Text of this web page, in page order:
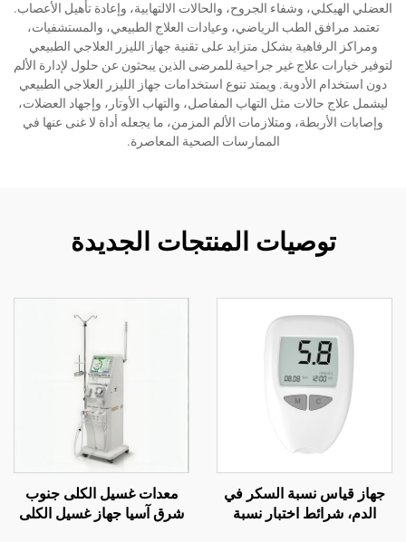
العضلي الهيكلي، وشفاء الجروح، والحالات الالتهابية، وإعادة تأهيل الأعصاب.
تعتمد مرافق الطب الرياضي، وعيادات العلاج الطبيعي، والمستشفيات،
ومراكز الرفاهية بشكل متزايد على تقنية جهاز الليزر العلاجي الطبيعي
لتوفير خيارات علاج غير جراحية للمرضى الذين يبحثون عن حلول لإدارة الألم
دون استخدام الأدوية. ويمتد تنوع استخدامات جهاز الليزر العلاجي الطبيعي
ليشمل علاج حالات مثل التهاب المفاصل، والتهاب الأوتار، وإجهاد العضلات،
وإصابات الأربطة، ومتلازمات الألم المزمن، ما يجعله أداة لا غنى عنها في
الممارسات الصحية المعاصرة.
توصيات المنتجات الجديدة
جهاز قياس نسبة السكر في
الدم، شرائط اختبار نسبة
معدات غسيل الكلى جنوب
شرق آسيا جهاز غسيل الكلى